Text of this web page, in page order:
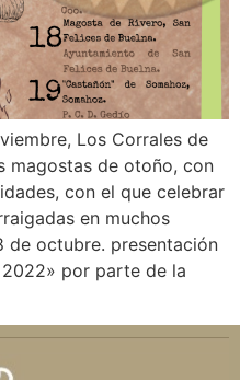
Los Corrales de
magostas de otoño, con
con el que celebrar
en muchos
de octubre. presentación
por parte de la